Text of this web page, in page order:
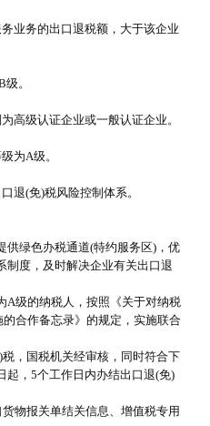
业务的出口退税额，大于该企业
。
高级认证企业或一般认证企业。
为A级。
退(免)税风险控制体系。
供绿色办税通道(特约服务区)，优
制度，及时解决企业有关出口退
A级的纳税人，按照《关于对纳税
合作备忘录》的规定，实施联合
，国税机关经审核，同时符合下
起，5个工作日内办结出口退(免)
物报关单结关信息、增值税专用